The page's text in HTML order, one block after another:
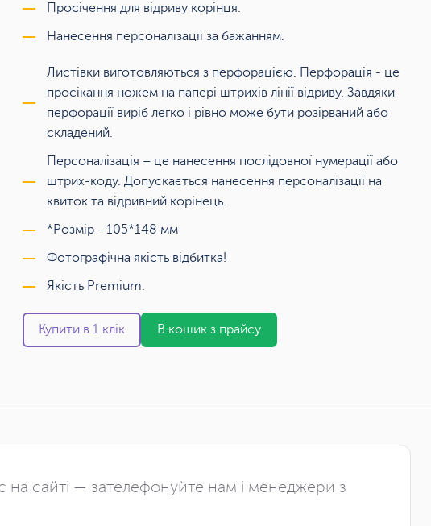
Просічення для відриву корінця.
Нанесення персоналізації за бажанням.
Листівки виготовляються з перфорацією. Перфорація - це
просікання ножем на папері штрихів лінії відриву. Завдяки
перфорації виріб легко і рівно може бути розірваний або
складений.
Персоналізація – це нанесення послідовної нумерації або
штрих-коду. Допускається нанесення персоналізації на
квиток та відривний корінець.
*Розмір - 105*148 мм
Фотографічна якість відбитка!
Якість Premium.
Купити в 1 клік В кошик з прайсу
сайті — зателефонуйте нам і менеджери з